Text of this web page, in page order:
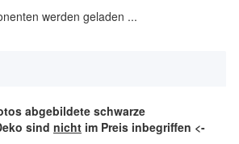
werden geladen ...
abgebildete schwarze
sind nicht im Preis inbegriffen <-